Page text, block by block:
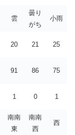
雲
曇り
がち
小雨
20 21 25
91 86 75
1 0 1
南南
東
南南
西
西